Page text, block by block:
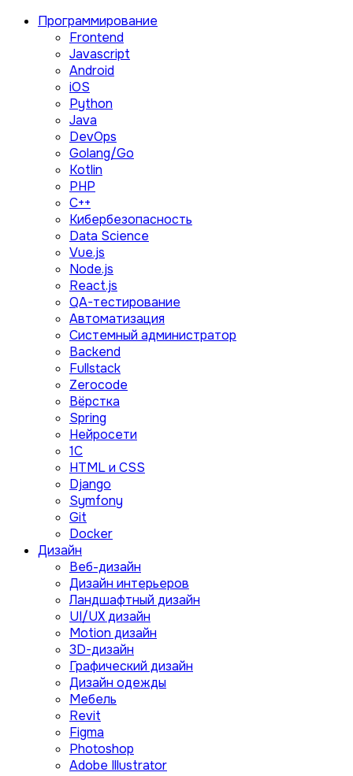
Программирование
Frontend
Javascript
Android
iOS
Python
Java
DevOps
Golang/Go
Kotlin
PHP
C++
Кибербезопасность
Data Science
Vue.js
Node.js
React.js
QA-тестирование
Автоматизация
Системный администратор
Backend
Fullstack
Zerocode
Вёрстка
Spring
Нейросети
1C
HTML и CSS
Django
Symfony
Git
Docker
Дизайн
Веб-дизайн
Дизайн интерьеров
Ландшафтный дизайн
UI/UX дизайн
Motion дизайн
3D-дизайн
Графический дизайн
Дизайн одежды
Мебель
Revit
Figma
Photoshop
Adobe Illustrator